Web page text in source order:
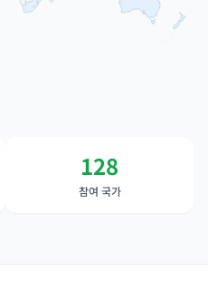
128
참여 국가